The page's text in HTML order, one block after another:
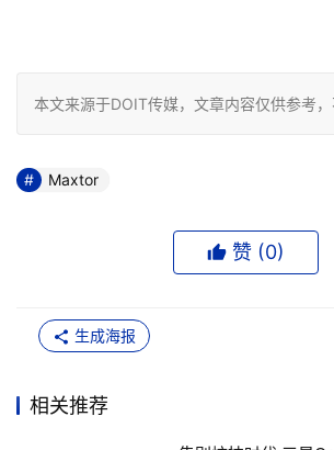
本文来源于DOIT传媒，文章内容仅供参考，
Maxtor
赞 (0)
生成海报
相关推荐